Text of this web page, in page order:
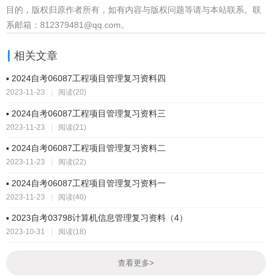
目的，版权归原作者所有，如有内容与版权问题等请与本站联系。联
系邮箱：812379481@qq.com。
相关文章
▪ 2024自考06087工程项目管理复习资料四
2023-11-23 | 阅读(20)
▪ 2024自考06087工程项目管理复习资料三
2023-11-23 | 阅读(21)
▪ 2024自考06087工程项目管理复习资料二
2023-11-23 阅读(22)
▪ 2024自考06087工程项目管理复习资料一
2023-11-23 | 阅读(40)
▪ 2023自考03798计算机信息管理复习资料（4）
2023-10-31 阅读(18)
查看更多>